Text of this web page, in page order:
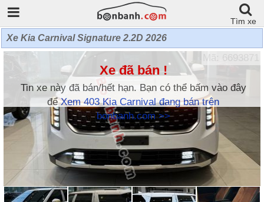
Tìm xe
Xe Kia Carnival Signature 2.2D 2026
Xe đã bán !
Tin xe này đã bán/hết hạn. Bạn có thể bấm vào đây
đểXem 403 Kia Carnival đang bán trên
bonbanh.com >>
Mã: 6693871